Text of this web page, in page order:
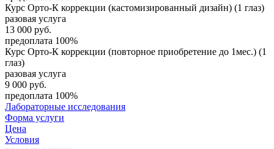
Курс Орто-К коррекции (кастомизированный дизайн) (1 глаз)
разовая услуга
13 000 руб.
предоплата 100%
Курс Орто-К коррекции (повторное приобретение до 1мес.) (1
глаз)
разовая услуга
9 000 руб.
предоплата 100%
Лабораторные исследования
Форма услуги
Цена
Условия